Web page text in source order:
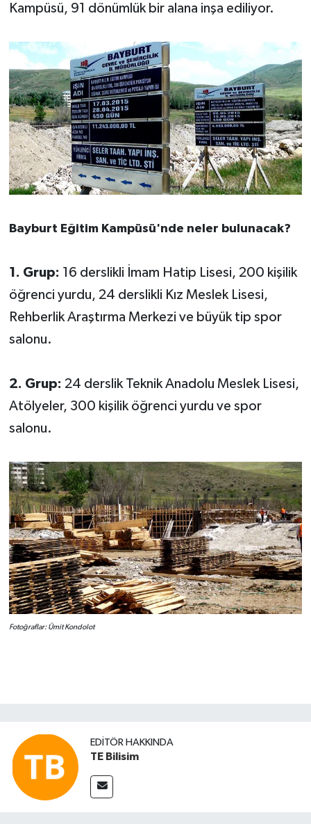
Kampüsü, 91 dönümlük bir alana inşa ediliyor.
Bayburt Eğitim Kampüsü'nde neler bulunacak?
1. Grup: 16 derslikli İmam Hatip Lisesi, 200 kişilik
öğrenci yurdu, 24 derslikli Kız Meslek Lisesi,
Rehberlik Araştırma Merkezi ve büyük tip spor
salonu.
2. Grup: 24 derslik Teknik Anadolu Meslek Lisesi,
Atölyeler, 300 kişilik öğrenci yurdu ve spor
salonu.
Fotoğraflar: Ümit Kondolot
EDITÖR HAKKINDA
TE Bilisim